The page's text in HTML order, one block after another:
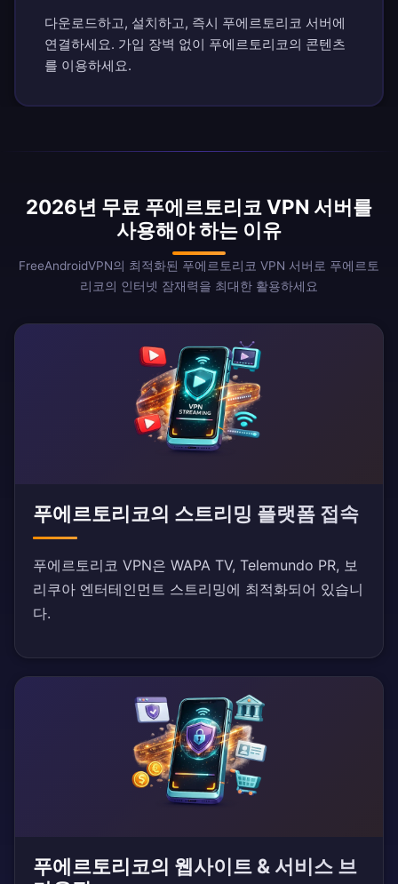
다운로드하고, 설치하고, 즉시 푸에르토리코 서버에
연결하세요. 가입 장벽 없이 푸에르토리코의 콘텐츠
를 이용하세요.
2026년 무료 푸에르토리코 VPN 서버를
사용해야 하는 이유
FreeAndroidVPN의 최적화된 푸에르토리코 VPN 서버로 푸에르토
리코의 인터넷 잠재력을 최대한 활용하세요
푸에르토리코의 스트리밍 플랫폼 접속
푸에르토리코 VPN은 WAPA TV, Telemundo PR, 보
리쿠아 엔터테인먼트 스트리밍에 최적화되어 있습니
다.
푸에르토리코의 웹사이트 & 서비스 브